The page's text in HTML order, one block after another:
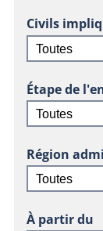
Civils
Étape de
Région
À partir du